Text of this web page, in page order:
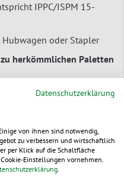
IPPC/ISPM 15-
oder Stapler
herkömmlichen Paletten
Abstimmung auf die
im Lager
entsorgt werden
Datenschutzerklärung
von ihnen sind notwendig,
zu verbessern und wirtschaftlich
per Klick auf die Schaltfläche
Einstellungen vornehmen.